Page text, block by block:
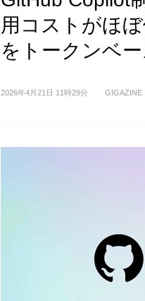
用コストがほ
をトークンベ
2026年4月21日 11時29分 GIGAZINE